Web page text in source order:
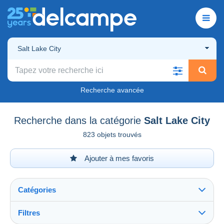
Salt Lake City
Recherche avancée
Recherche dans la catégorie Salt Lake City
823 objets trouvés
Ajouter à mes favoris
Catégories
Filtres